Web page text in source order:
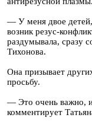
— У меня двое
возник резус-
раздумывала, сразу
Тихонова.
Она призывает
просьбу.
— Это очень важно,
комментирует